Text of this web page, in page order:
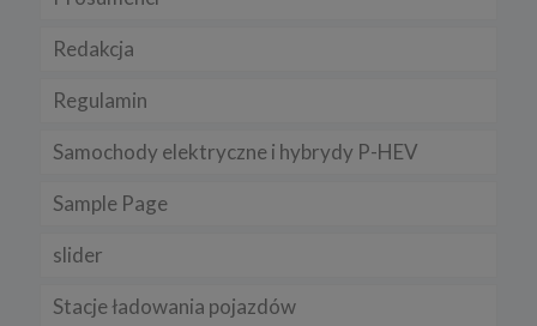
Redakcja
Regulamin
Samochody elektryczne i hybrydy P-HEV
Sample Page
slider
Stacje ładowania pojazdów